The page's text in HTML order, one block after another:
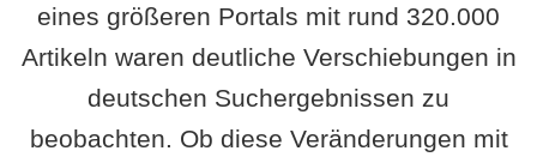
eines größeren Portals mit rund 320.000
Artikeln waren deutliche Verschiebungen in
deutschen Suchergebnissen zu
beobachten. Ob diese Veränderungen mit